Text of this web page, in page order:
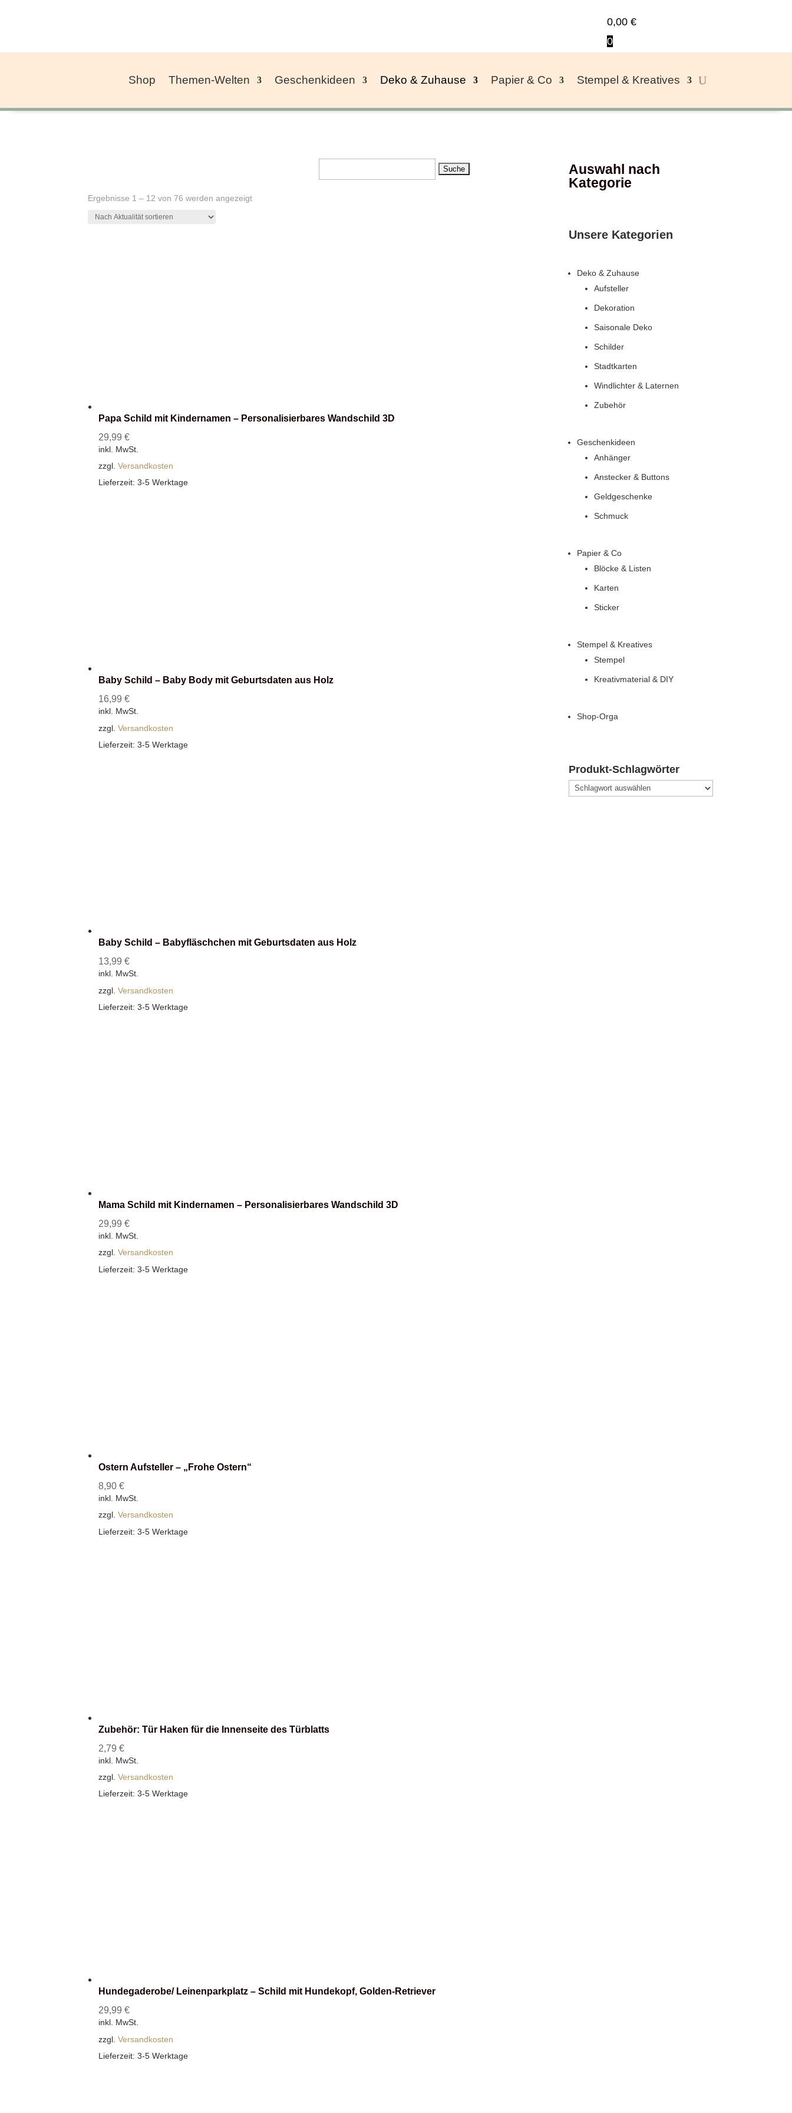
0,00€
0
Shop Themen-Welten Geschenkideen Deko & Zuhause Papier & Co Stempel & Kreatives
Ergebnisse 1 – 12 von 76 werden angezeigtNach
Papa Schild mit Kindernamen – Personalisierbares Wandschild 3D
29,99€
inkl. MwSt.
zzgl.Versandkosten
Lieferzeit:3-5 Werktage
Baby Schild – Baby Body mit Geburtsdaten aus Holz
16,99€
inkl. MwSt.
zzgl.Versandkosten
Lieferzeit:3-5 Werktage
Baby Schild – Babyfläschchen mit Geburtsdaten aus Holz
13,99€
inkl. MwSt.
zzgl.Versandkosten
Lieferzeit:3-5 Werktage
Mama Schild mit Kindernamen – Personalisierbares Wandschild 3D
29,99€
inkl. MwSt.
zzgl.Versandkosten
Lieferzeit:3-5 Werktage
Ostern Aufsteller – „Frohe Ostern“
8,90€
inkl. MwSt.
zzgl.Versandkosten
Lieferzeit:3-5 Werktage
Zubehör: Tür Haken für die Innenseite des Türblatts
2,79€
inkl. MwSt.
zzgl.Versandkosten
Lieferzeit:3-5 Werktage
Hundegaderobe/ Leinenparkplatz – Schild mit Hundekopf, Golden-Retriever
29,99€
inkl. MwSt.
zzgl.Versandkosten
Lieferzeit:3-5 Werktage
Auswahl nach
Kategorie
Unsere Kategorien
Deko & Zuhause
Aufsteller
Dekoration
Saisonale Deko
Schilder
Stadtkarten
Windlichter & Laternen
Zubehör
Geschenkideen
Anhänger
Anstecker & Buttons
Geldgeschenke
Schmuck
Papier & Co
Blöcke & Listen
Karten
Sticker
Stempel & Kreatives
Stempel
Kreativmaterial & DIY
Shop-Orga
Produkt-Schlagwörter